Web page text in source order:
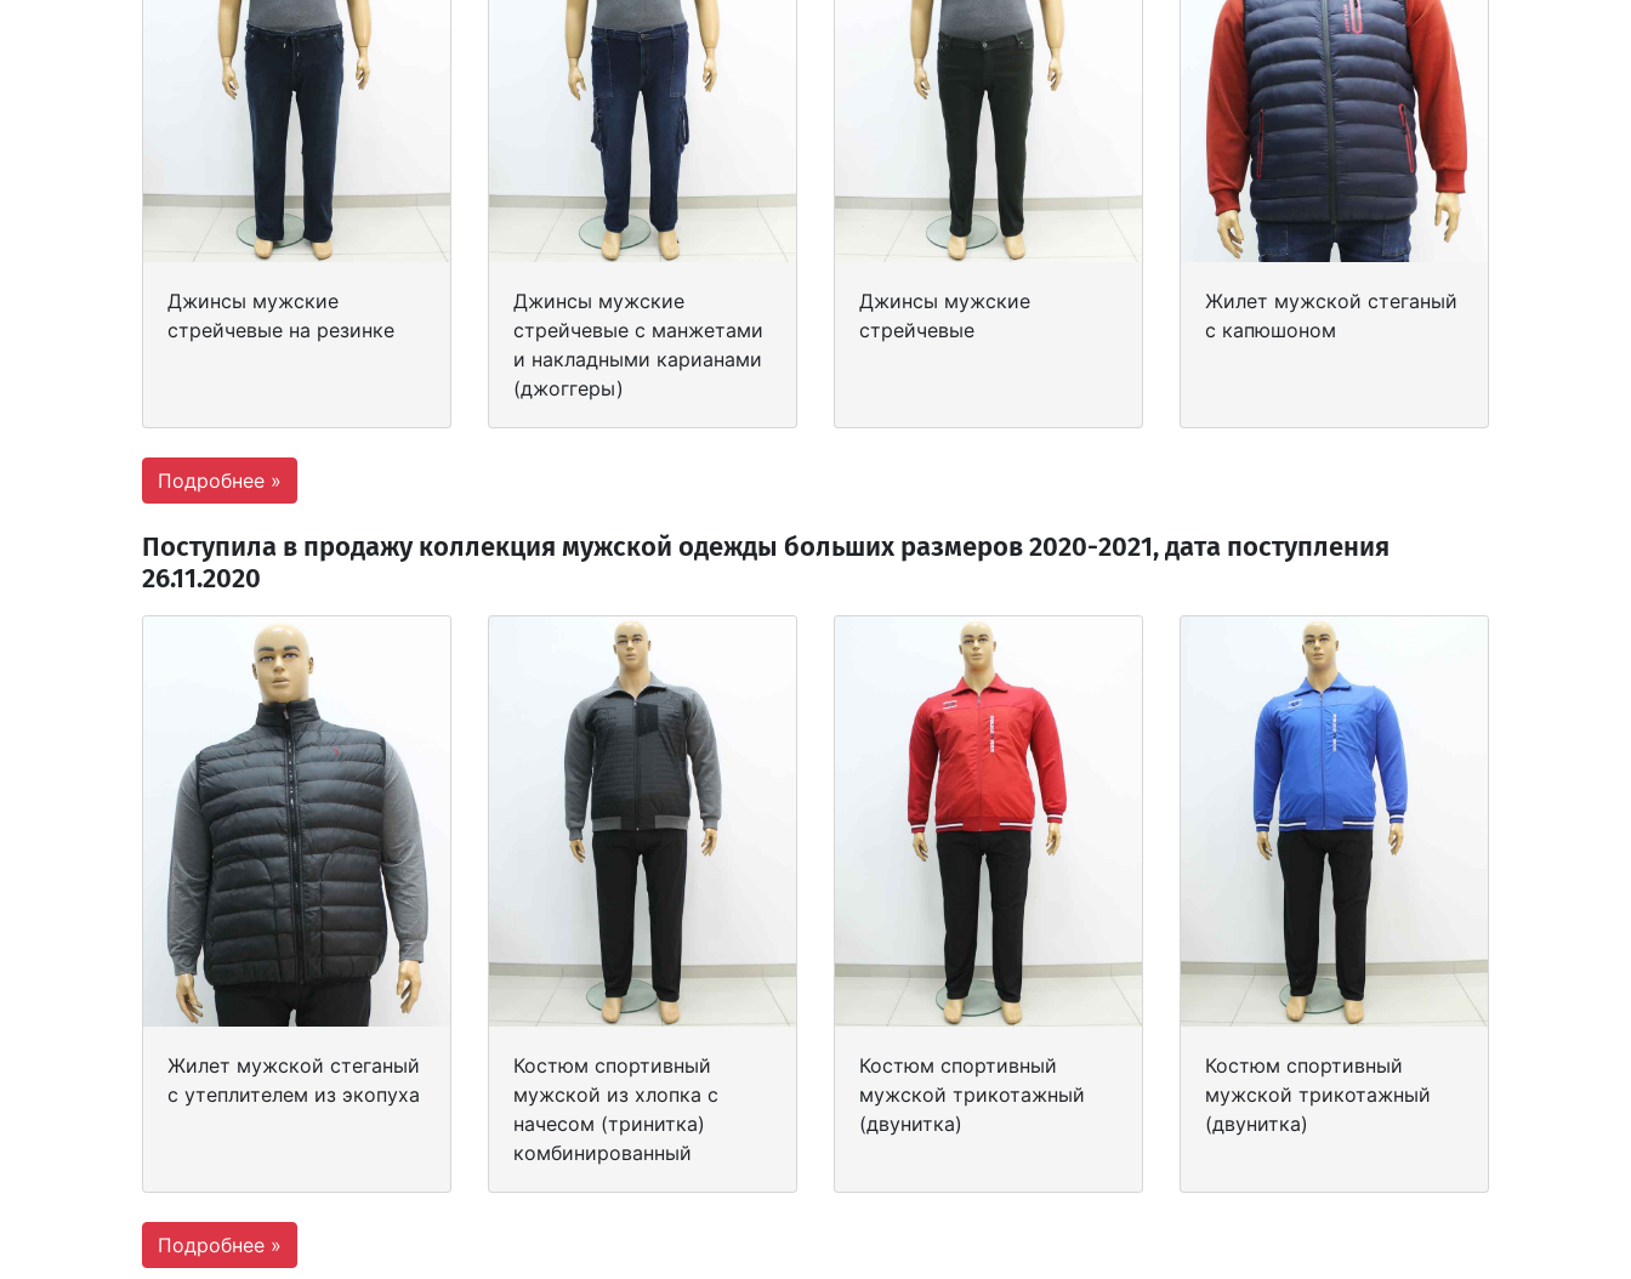
Джинсы мужские
стрейчевые на резинке
Джинсы мужские
стрейчевые с манжетами
и накладными карианами
(джоггеры)
Джинсы мужские
стрейчевые
Жилет мужской стеганый
с капюшоном
Подробнее »
Поступила в продажу коллекция мужской одежды больших размеров 2020-2021, дата поступления
26.11.2020
Жилет мужской стеганый
с утеплителем из экопуха
Костюм спортивный
мужской из хлопка с
начесом (тринитка)
комбинированный
Костюм спортивный
мужской трикотажный
(двунитка)
Костюм спортивный
мужской трикотажный
(двунитка)
Подробнее »